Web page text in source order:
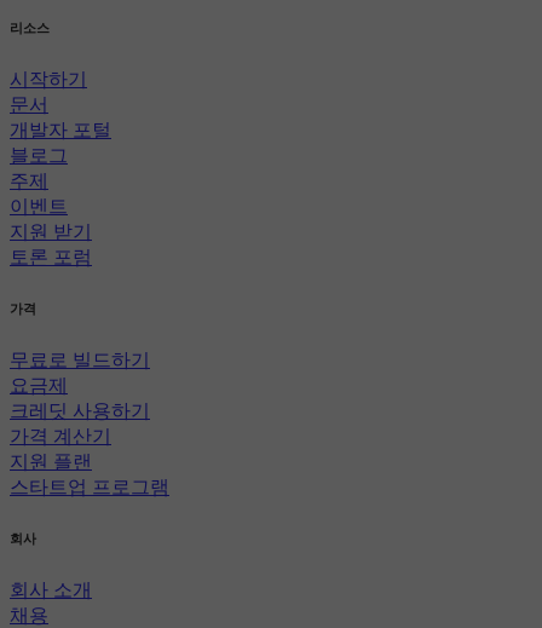
리소스
시작하기
문서
개발자 포털
블로그
주제
이벤트
지원 받기
토론 포럼
가격
무료로 빌드하기
요금제
크레딧 사용하기
가격 계산기
지원 플랜
스타트업 프로그램
회사
회사 소개
채용